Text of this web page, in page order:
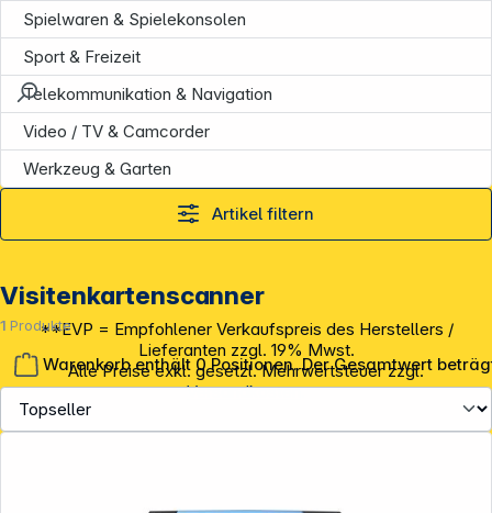
Warenkorb enthält 0 Positionen. Der Gesamtwert
Spielwaren & Spielekonsolen
Sport & Freizeit
Telekommunikation & Navigation
Video / TV & Camcorder
Werkzeug & Garten
Artikel filtern
Visitenkartenscanner
1 Produkte**EVP = Empfohlener Verkaufspreis des Herstellers /
Lieferanten zzgl. 19% Mwst.
Alle Preise exkl. gesetzl. Mehrwertsteuer zzgl.
Versandkosten.